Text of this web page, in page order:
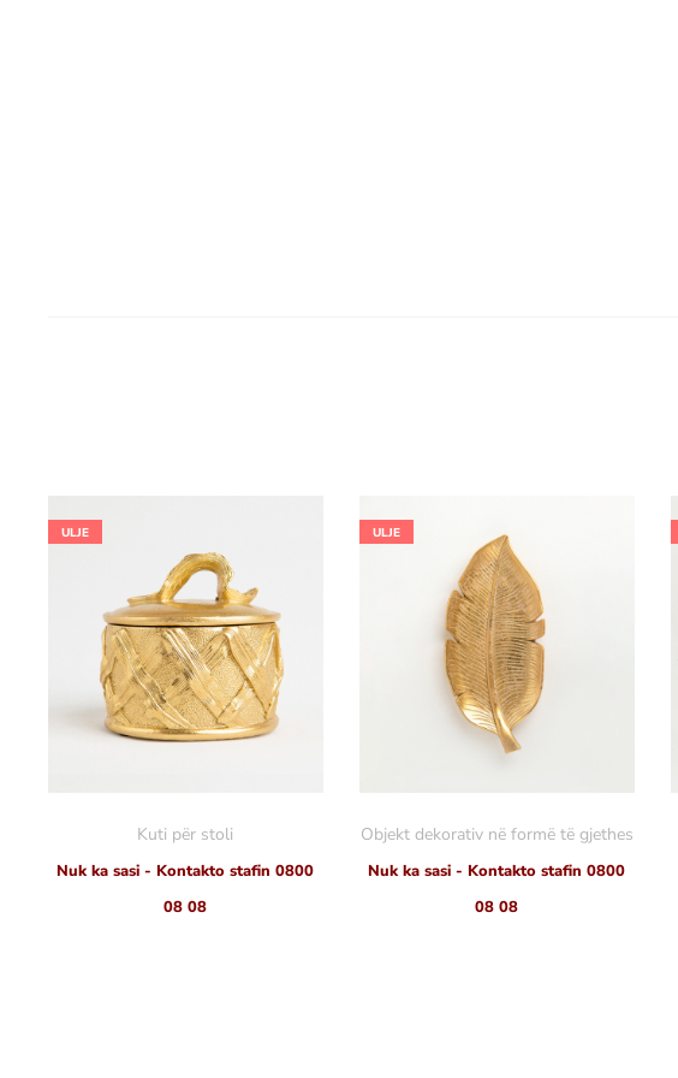
ULJE
Kuti për stoli
Nuk ka sasi - Kontakto stafin 0800
08 08
ULJE
Objekt dekorativ në formë të gjethes
Nuk ka sasi - Kontakto stafin 0800
08 08